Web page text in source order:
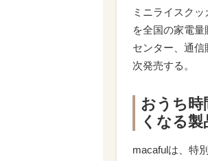
ミニライスク
を全国の家電量
センター、通
次発売する。
おうち時
くなる製
macafulは、特